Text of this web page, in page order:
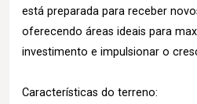
está preparada para receber
oferecendo áreas ideais para
investimento e impulsionar o
Características do terreno: